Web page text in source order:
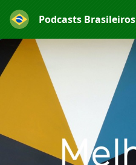
Podcasts Brasileiros